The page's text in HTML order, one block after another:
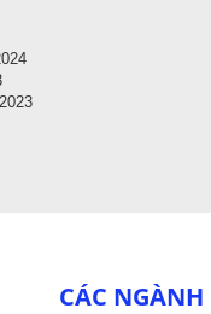
CÁC NGÀNH